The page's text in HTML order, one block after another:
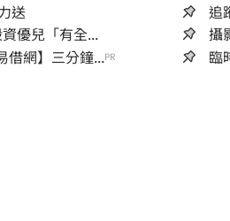
送
追
優兒「有全...
攝
借網】三分鐘...PR 臨